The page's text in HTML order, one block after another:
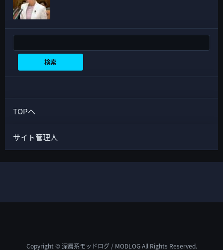
検索
TOPへ
サイト管理人
Copyright © 深層系モッドログ / MODLOG All Rights Reserved.